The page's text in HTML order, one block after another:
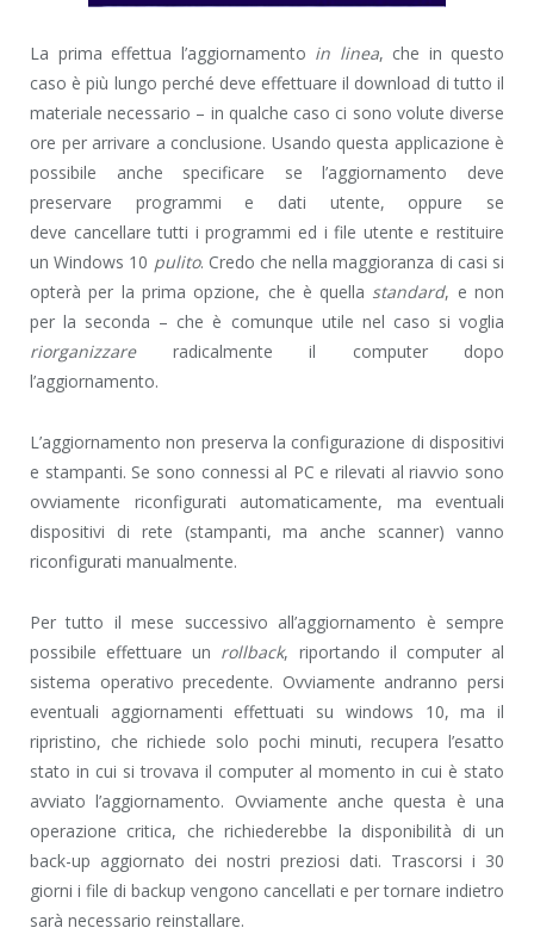
La prima effettua l’aggiornamento in linea, che in questo
caso è più lungo perché deve effettuare il download di tutto il
materiale necessario – in qualche caso ci sono volute diverse
ore per arrivare a conclusione. Usando questa applicazione è
possibile anche specificare se l’aggiornamento deve
preservare programmi e dati utente, oppure se
deve cancellare tutti i programmi ed i file utente e restituire
un Windows 10 pulito. Credo che nella maggioranza di casi si
opterà per la prima opzione, che è quella standard, e non
per la seconda – che è comunque utile nel caso si voglia
riorganizzareradicalmente il computer dopo
l’aggiornamento.
L’aggiornamento non preserva la configurazione di dispositivi
e stampanti. Se sono connessi al PC e rilevati al riavvio sono
ovviamente riconfigurati automaticamente, ma eventuali
dispositivi di rete (stampanti, ma anche scanner) vanno
riconfigurati manualmente.
Per tutto il mese successivo all’aggiornamento è sempre
possibile effettuare un rollback, riportando il computer al
sistema operativo precedente. Ovviamente andranno persi
eventuali aggiornamenti effettuati su windows 10, ma il
ripristino, che richiede solo pochi minuti, recupera l’esatto
stato in cui si trovava il computer al momento in cui è stato
avviato l’aggiornamento. Ovviamente anche questa è una
operazione critica, che richiederebbe la disponibilità di un
back-up aggiornato dei nostri preziosi dati. Trascorsi i 30
giorni i file di backup vengono cancellati e per tornare indietro
sarà necessario reinstallare.